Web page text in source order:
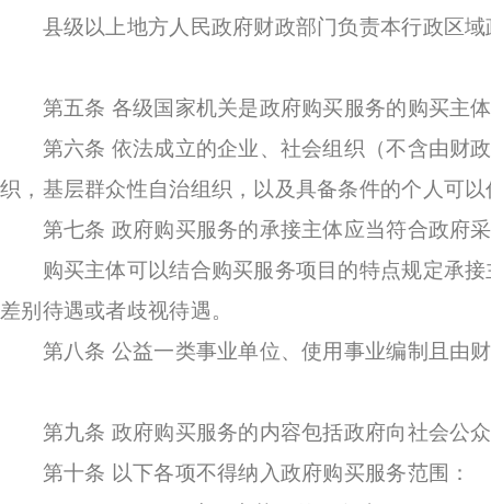
县级以上地方人民政府财政部门负责本行政区域
第五条 各级国家机关是政府购买服务的购买主
第六条 依法成立的企业、社会组织（不含由财政
织，基层群众性自治组织，以及具备条件的个人可
第七条 政府购买服务的承接主体应当符合政府
购买主体可以结合购买服务项目的特点规定承接
差别待遇或者歧视待遇。
第八条 公益一类事业单位、使用事业编制且由
第九条 政府购买服务的内容包括政府向社会公
第十条 以下各项不得纳入政府购买服务范围：